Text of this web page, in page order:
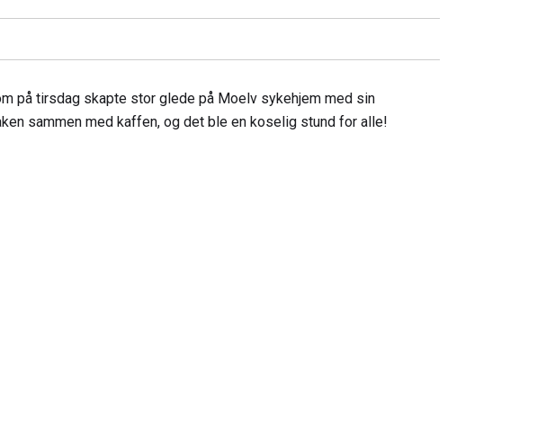
på tirsdag skapte stor glede på Moelv sykehjem med sin
sammen med kaffen, og det ble en koselig stund for alle!